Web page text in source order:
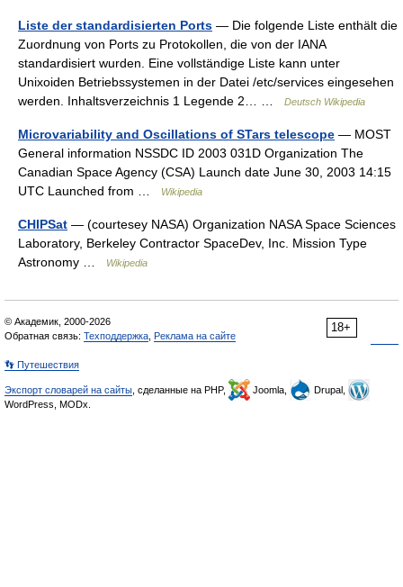
Liste der standardisierten Ports — Die folgende Liste enthält die
Zuordnung von Ports zu Protokollen, die von der IANA
standardisiert wurden. Eine vollständige Liste kann unter
Unixoiden Betriebssystemen in der Datei /etc/services eingesehen
werden. Inhaltsverzeichnis 1 Legende 2… …
Deutsch Wikipedia
Microvariability and Oscillations of STars telescope — MOST
General information NSSDC ID 2003 031D Organization The
Canadian Space Agency (CSA) Launch date June 30, 2003 14:15
UTC Launched from …
Wikipedia
CHIPSat — (courtesey NASA) Organization NASA Space Sciences
Laboratory, Berkeley Contractor SpaceDev, Inc. Mission Type
Astronomy …
Wikipedia
18+
© Академик, 2000-2026
Обратная связь: Техподдержка Реклама на сайте
👣 Путешествия
Экспорт словарей на сайты , сделанные на PHP, Joomla,
Drupal,
WordPress, MODx.